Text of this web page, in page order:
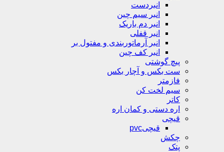
انبردست
انبر سیم چین
انبر دم باریک
انبر قفلی
انبر آرماتوربندی و مفتول بر
انبر کف چین
پیچ گوشتی
ست بکس و آچار بکس
فازمتر
سیم لخت کن
کاتر
اره دستی و کمان اره
قیچی
قیچیpvc
چکش
پتک